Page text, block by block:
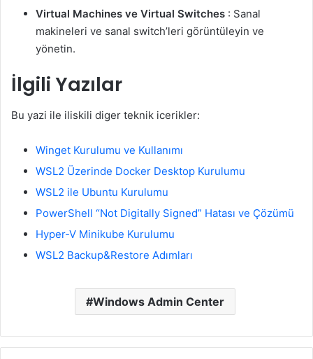
Virtual Machines ve Virtual Switches : Sanal
makineleri ve sanal switch’leri görüntüleyin ve
yönetin.
İlgili Yazılar
Bu yazi ile iliskili diger teknik icerikler:
Winget Kurulumu ve Kullanımı
WSL2 Üzerinde Docker Desktop Kurulumu
WSL2 ile Ubuntu Kurulumu
PowerShell “Not Digitally Signed” Hatası ve Çözümü
Hyper-V Minikube Kurulumu
WSL2 Backup&Restore Adımları
Windows Admin Center